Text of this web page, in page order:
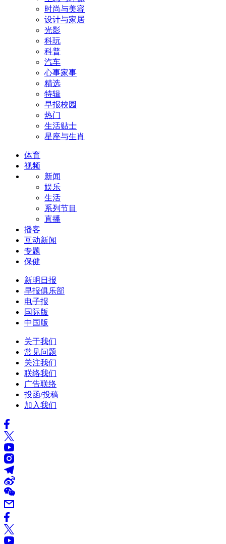
时尚与美容
设计与家居
光影
科玩
科普
汽车
心事家事
精选
特辑
早报校园
热门
生活贴士
星座与生肖
体育
视频
新闻
娱乐
生活
系列节目
直播
播客
互动新闻
专题
保健
新明日报
早报俱乐部
电子报
国际版
中国版
关于我们
常见问题
关注我们
联络我们
广告联络
投函/投稿
加入我们